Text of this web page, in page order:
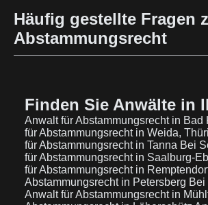
Häufig gestellte Fragen
Abstammungsrecht
Finden Sie Anwälte in
Anwalt für Abstammungsrecht in Bad
für Abstammungsrecht in Weida,
für Abstammungsrecht in Tanna Bei
für Abstammungsrecht in Saalburg-
für Abstammungsrecht in
Abstammungsrecht in Petersberg
Anwalt für Abstammungsrecht in